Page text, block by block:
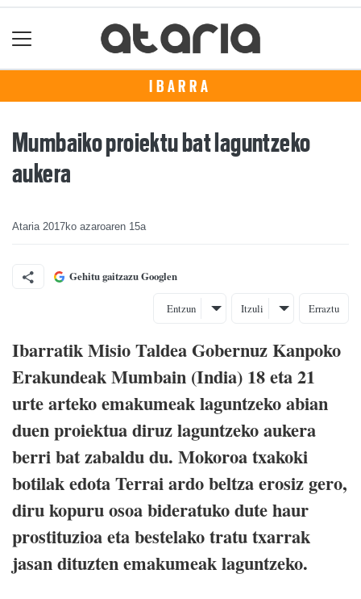
IBARRA
Mumbaiko proiektu bat laguntzeko
aukera
Ataria 2017ko azaroaren 15a
Gehitu gaitzazu Googlen
Entzun Itzuli Erraztu
Ibarratik Misio Taldea Gobernuz Kanpoko
Erakundeak Mumbain (India) 18 eta 21
urte arteko emakumeak laguntzeko abian
duen proiektua diruz laguntzeko aukera
berri bat zabaldu du. Mokoroa txakoki
botilak edota Terrai ardo beltza erosiz gero,
diru kopuru osoa bideratuko dute haur
prostituzioa eta bestelako tratu txarrak
jasan dituzten emakumeak laguntzeko.